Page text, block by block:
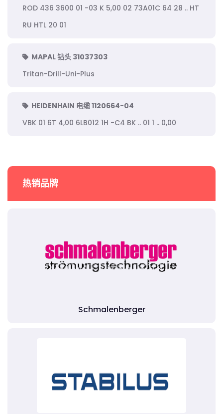
ROD 436 3600 01 -03 K 5,00 02 73A01C 64 28 .. HT
RU HTL 20 01
MAPAL 钻头 31037303
Tritan-Drill-Uni-Plus
HEIDENHAIN 电缆 1120664-04
VBK 01 6T 4,00 6LB012 1H -C4 BK .. 01 1 .. 0,00
热销品牌
Schmalenberger